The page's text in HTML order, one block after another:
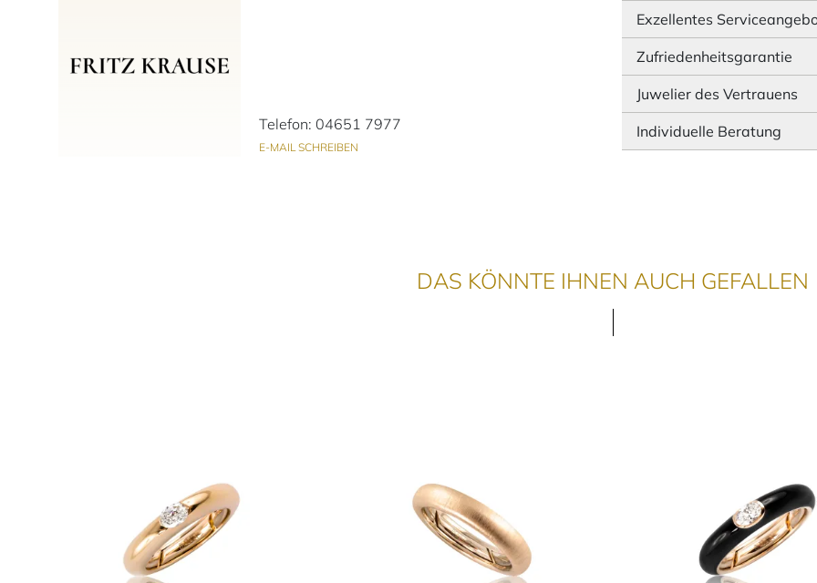
Telefon: 04651 7977
E-MAIL SCHREIBEN
Exzellentes
Zufriedenheitsgarantie
Juwelier des Vertrauens
Individuelle Beratung
DAS KÖNNTE IHNEN AUCH GEFALLEN